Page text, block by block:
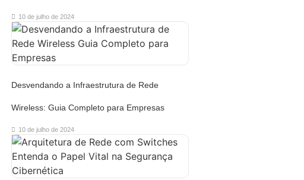
10 de julho de 2024
Desvendando a Infraestrutura de Rede
Wireless: Guia Completo para Empresas
10 de julho de 2024